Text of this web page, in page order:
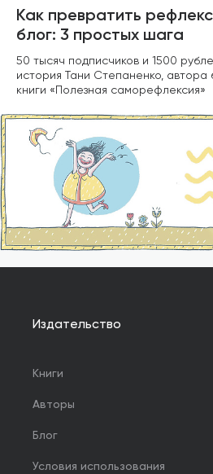
Как превратить
блог: 3 простых шага
50 тысяч подписчиков и 1500
история Тани Степаненко, автора
книги «Полезная саморефлексия»
Издательство
Книги
Авторы
Блог
Условия использования